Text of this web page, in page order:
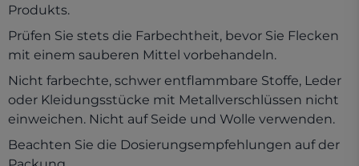
Produkts.
Prüfen Sie stets die Farbechtheit, bevor Sie Flecken
mit einem sauberen Mittel vorbehandeln.
Nicht farbechte, schwer entflammbare Stoffe, Leder
oder Kleidungsstücke mit Metallverschlüssen nicht
einweichen. Nicht auf Seide und Wolle verwenden.
Beachten Sie die Dosierungsempfehlungen auf der